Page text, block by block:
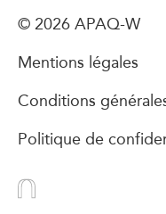
© 2026 APAQ-W
Mentions légales
Conditions
Politique de